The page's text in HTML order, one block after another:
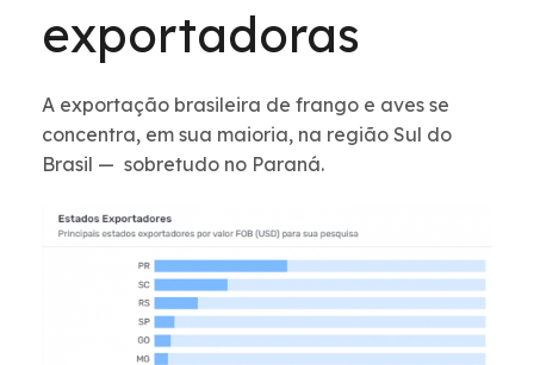
exportadoras
A exportação brasileira de frango e aves se
concentra, em sua maioria, na região Sul do
Brasil — sobretudo no Paraná.